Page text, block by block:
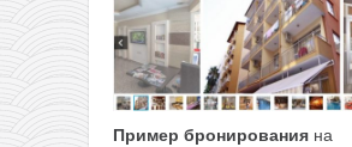
Пример бронирования на